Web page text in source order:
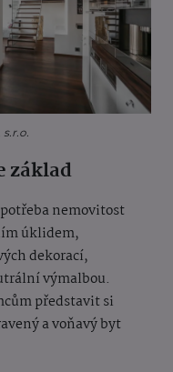
základ
nemovitost
úklidem,
dekorací,
výmalbou.
představit si
a voňavý byt